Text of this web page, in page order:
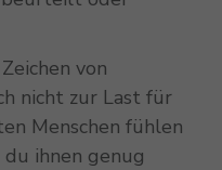
von
nicht zur Last für
Menschen fühlen
ihnen genug